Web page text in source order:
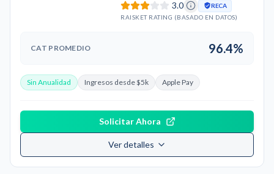
3.0
RECA
RAISKET RATING (BASADO EN DATOS)
CAT PROMEDIO 96.4%
Sin Anualidad Ingresos desde $5k Apple Pay
Solicitar Ahora
Ver detalles